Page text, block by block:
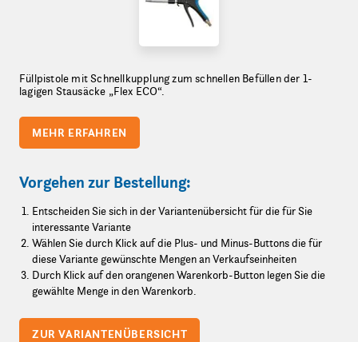
Füllpistole mit Schnellkupplung zum schnellen Befüllen der 1-
lagigen Stausäcke „Flex ECO“.
MEHR ERFAHREN
Vorgehen zur Bestellung:
Entscheiden Sie sich in der Variantenübersicht für die für Sie
interessante Variante
Wählen Sie durch Klick auf die Plus- und Minus-Buttons die für
diese Variante gewünschte Mengen an Verkaufseinheiten
Durch Klick auf den orangenen Warenkorb-Button legen Sie die
gewählte Menge in den Warenkorb.
ZUR VARIANTENÜBERSICHT